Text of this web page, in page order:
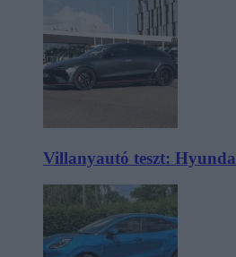
Villanyautó teszt: